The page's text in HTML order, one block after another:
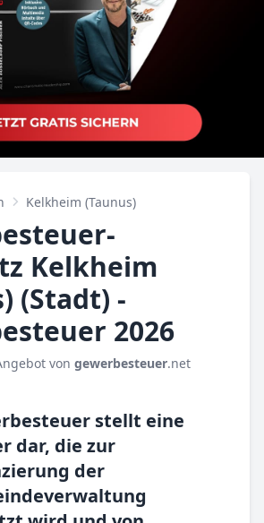
Kelkheim (Taunus)
Kelkheim
(Stadt) -
2026
von gewerbesteuer.net
stellt eine
dar, die zur
der